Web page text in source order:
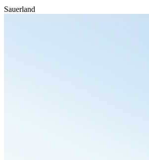
Sauerland